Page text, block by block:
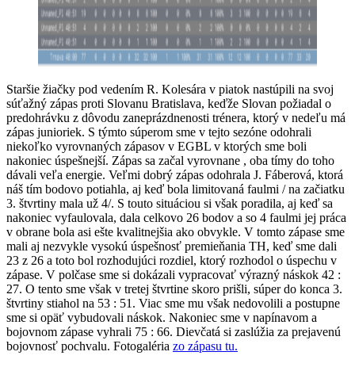
Staršie žiačky pod vedením R. Kolesára v piatok nastúpili na svoj
súťažný zápas proti Slovanu Bratislava, keďže Slovan požiadal o
predohrávku z dôvodu zaneprázdnenosti trénera, ktorý v nedeľu má
zápas junioriek. S týmto súperom sme v tejto sezóne odohrali
niekoľko vyrovnaných zápasov v EGBL v ktorých sme boli
nakoniec úspešnejší. Zápas sa začal vyrovnane , oba tímy do toho
dávali veľa energie. Veľmi dobrý zápas odohrala J. Fáberová, ktorá
náš tím bodovo potiahla, aj keď bola limitovaná faulmi / na začiatku
3. štvrtiny mala už 4/. S touto situáciou si však poradila, aj keď sa
nakoniec vyfaulovala, dala celkovo 26 bodov a so 4 faulmi jej práca
v obrane bola asi ešte kvalitnejšia ako obvykle. V tomto zápase sme
mali aj nezvykle vysokú úspešnosť premieňania TH, keď sme dali
23 z 26 a toto bol rozhodujúci rozdiel, ktorý rozhodol o úspechu v
zápase. V polčase sme si dokázali vypracovať výrazný náskok 42 :
27. O tento sme však v tretej štvrtine skoro prišli, súper do konca 3.
štvrtiny stiahol na 53 : 51. Viac sme mu však nedovolili a postupne
sme si opäť vybudovali náskok. Nakoniec sme v napínavom a
bojovnom zápase vyhrali 75 : 66. Dievčatá si zaslúžia za prejavenú
bojovnosť pochvalu. Fotogaléria zo zápasu tu.